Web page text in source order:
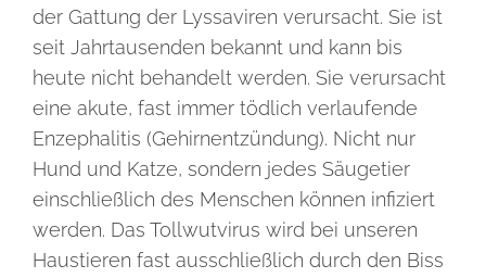
der Gattung der Lyssaviren verursacht. Sie ist
seit Jahrtausenden bekannt und kann bis
heute nicht behandelt werden. Sie verursacht
eine akute, fast immer tödlich verlaufende
Enzephalitis (Gehirnentzündung). Nicht nur
Hund und Katze, sondern jedes Säugetier
einschließlich des Menschen können infiziert
werden. Das Tollwutvirus wird bei unseren
Haustieren fast ausschließlich durch den Biss